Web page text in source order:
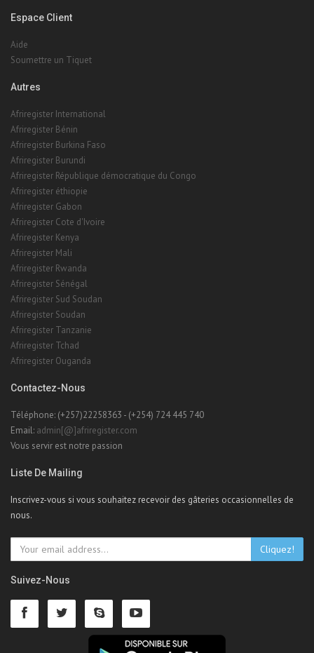
Espace Client
Aide
Soumettre un Tiquet
Autres
Afriregister International
Afriregister Bénin
Afriregister Burkina Faso
Afriregister Burundi
Afriregister République démocratique du Congo
Afriregister éthiopie
Afriregister Gabon
Afriregister Cote d'Ivoire
Afriregister Kenya
Afriregister Mali
Afriregister Rwanda
Afriregister Sénégal
Afriregister Sud Soudan
Afriregister Soudan
Afriregister Tanzanie
Afriregister Tchad
Afriregister Ouganda
Contactez-Nous
Téléphone: (+257)22258363 - (+254) 724 445 740
Email: admin[@]afriregister.com
Vous servir est notre passion
Liste De Mailing
Inscrivez-vous si vous souhaitez recevoir des gâteries occasionnelles de
nous.
Cliquez!
Suivez-Nous